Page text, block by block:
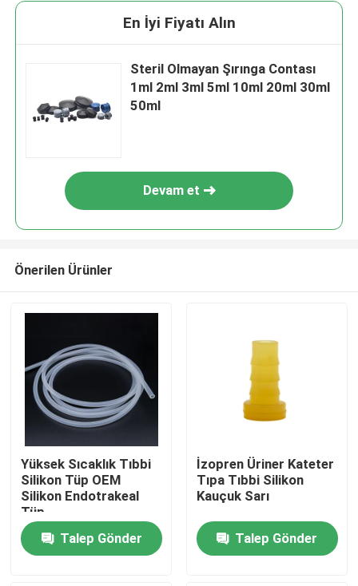
Ana sayfa
En İyi Fiyatı Alın
Steril Olmayan Şırınga Contası
1ml 2ml 3ml 5ml 10ml 20ml 30ml
50ml
Devam et
Önerilen Ürünler
Yüksek Sıcaklık Tıbbi
Silikon Tüp OEM
Silikon Endotrakeal
Tüp
Talep Gönder
İzopren Üriner Kateter
Tıpa Tıbbi Silikon
Kauçuk Sarı
Talep Gönder